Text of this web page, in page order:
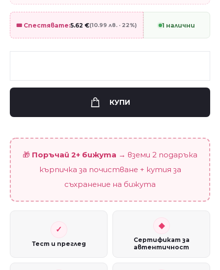
🎟️ Спестявате:5.62 €(10.99 лв. · 22%) 1 налични
КУПИ
🎁 Поръчай 2+ бижута → вземи 2 подаръка
кърпичка за почистване + кутия за
съхранение на бижута
Тест и преглед
Сертификат за
автентичност